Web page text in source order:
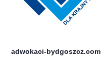
adwokaci-bydgoszcz.com